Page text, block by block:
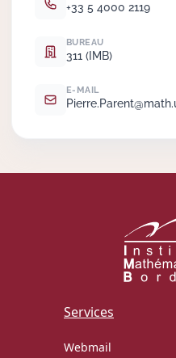
+33 5 4000 2119
BUREAU
311 (IMB)
E-MAIL
Pierre.Parent@math.
Services
Webmail